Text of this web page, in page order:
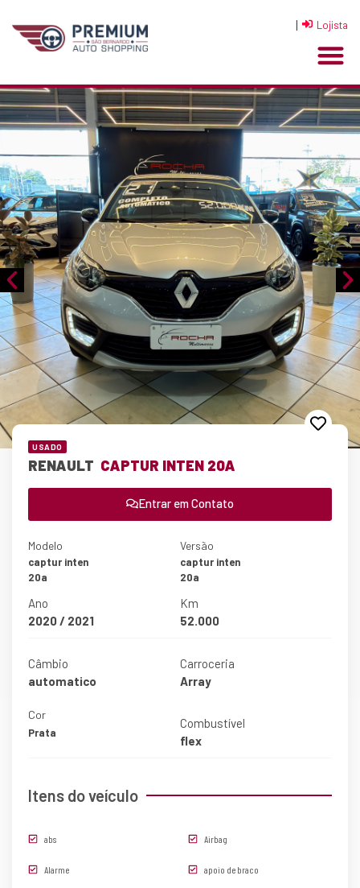
| Lojista
USADO
RENAULT CAPTUR INTEN 20A
Entrar em Contato
Modelo
captur inten
20a
Versão
captur inten
20a
Ano
2020 / 2021
Km
52.000
Câmbio
automatico
Carroceria
Array
Cor
Prata
Combustível
flex
Itens do veículo
abs Airbag
Alarme apoio de braco